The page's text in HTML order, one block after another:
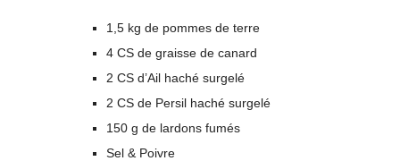
1,5 kg de pommes de terre
4 CS de graisse de canard
2 CS d’Ail haché surgelé
2 CS de Persil haché surgelé
150 g de lardons fumés
Sel & Poivre